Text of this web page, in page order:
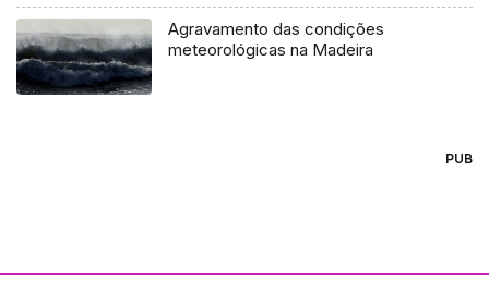
Agravamento das condições
meteorológicas na Madeira
PUB